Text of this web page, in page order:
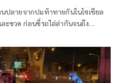
ปลายจากปมท้าทายกันในโซเชียล
ะขวด ก่อนขี่รถไล่ล่ากันจนถึง